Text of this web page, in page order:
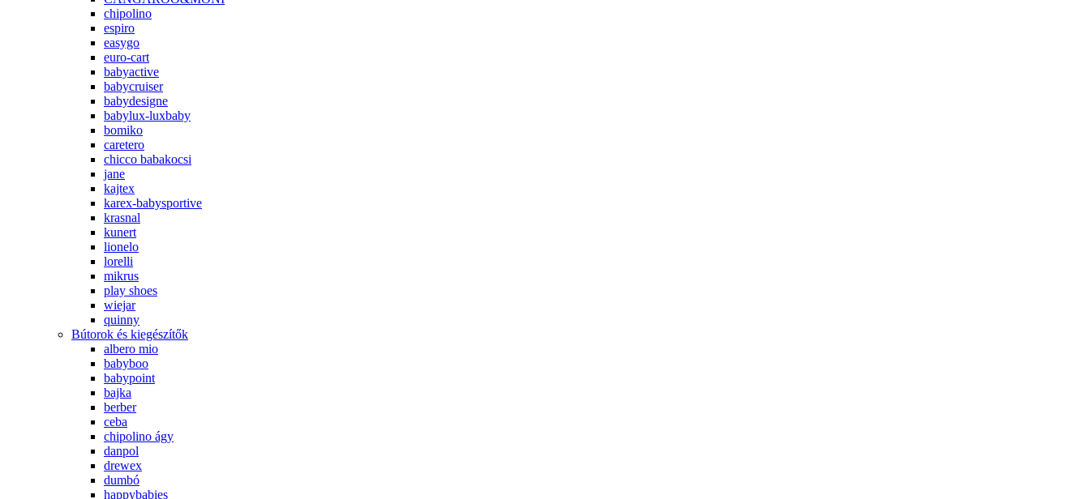
chipolino
espiro
easygo
euro-cart
babyactive
babycruiser
babydesigne
babylux-luxbaby
bomiko
caretero
chicco babakocsi
jane
kajtex
karex-babysportive
krasnal
kunert
lionelo
lorelli
mikrus
play shoes
wiejar
quinny
Bútorok és kiegészítők
albero mio
babyboo
babypoint
bajka
berber
ceba
chipolino ágy
danpol
drewex
dumbó
happybabies